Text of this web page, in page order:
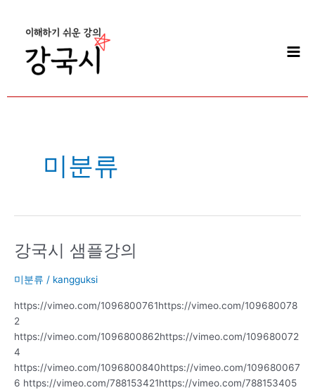
미분류
강국시 샘플강의
미분류 / kangguksi
https://vimeo.com/1096800761https://vimeo.com/109680078
2
https://vimeo.com/1096800862https://vimeo.com/109680072
4
https://vimeo.com/1096800840https://vimeo.com/109680067
6 https://vimeo.com/788153421https://vimeo.com/788153405
강
국
시
플
강
의